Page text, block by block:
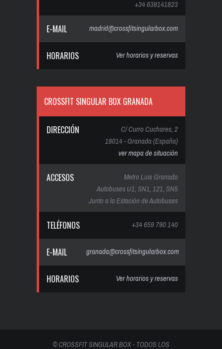
+34 639141823
E-MAIL madrid@crossfitsingularbox.com
HORARIOS Ver horarios y reservas
CROSSFIT SINGULAR BOX GRANADA
DIRECCIÓN
C/ Curro Cuchares, 2
18014 - Granada (España)
ver mapa de situación
ACCESOS
Metro Luis Granado
Autobuses U1, SN1, 121, SN5
Junto a la Estación de Autobuses
TELÉFONOS +34 659 790 140
E-MAIL granada@crossfitsingularbox.com
HORARIOS Ver horarios y reservas
© CROSSFIT SINGULAR BOX - TODOS LOS